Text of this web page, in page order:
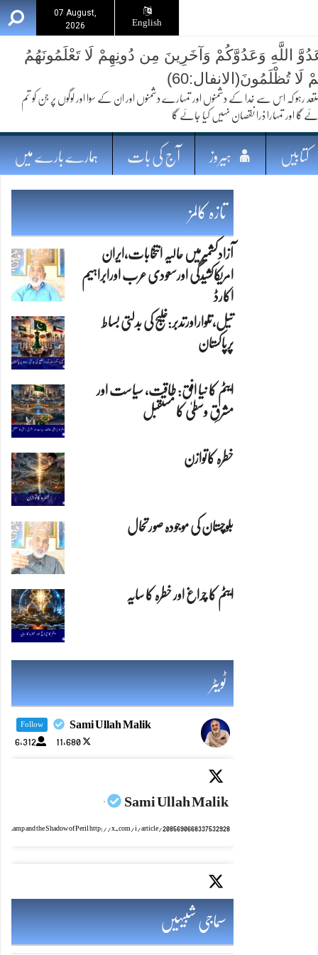
07 August,
2026
English
اللَّهِ وَعَدُوَّكُمْ وَآخَرِينَ مِن دُونِهِمْ لَا تَعْلَمُونَهُمُ
تُظْلَمُونَ(الانفال:60)
اس سے خدا کے دشمنوں اور تمہارے دشمنوں اور ان کے سوا اور لوگوں پر جن کو تم
گا اور تمہارا ذرا نقصان نہیں کیا جائے گا
کتابیں ہیروز آج کی بات ہمارے بارے میں
تازہ کالمز
ایٹم کا چراغ اور خطرہ کا سایہ
آزادکشمیرمیں حالیہ انتخابات،ایران
امریکاکشیدگی اورسعودی عرب اورابراہیم
اکارڈ
تیل،تلواراورتدبر:خلیج کی بدلتی بساط
پرپاکستان
ایٹم کا نیا افق: طاقت، سیاست اور
مشرقِ وسطیٰ کا مستقبل
خطرہ کاتوازن
بلوچستان کی موجودہ صورتحال
ٹویٹر
Sami Ullah Malik
Follow
11,680
6,312
Sami Ullah Malik
·
Lamp and the Shadow of Peril http://x.com/i/article/2085690668337532928
Sami Ullah Malik
ایٹم کا چراغ اور خطرہ کا سایہ http://x.com/i/article/2085690028282511360
سماجی شبیہیں